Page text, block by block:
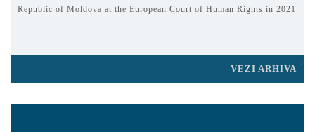
Republic of Moldova at the European Court of Human Rights in 2021
VEZI ARHIVA